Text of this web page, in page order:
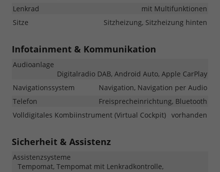
Lenkrad
mit Multifunktionen
Sitze
Sitzheizung, Sitzheizung hinten
Infotainment & Kommunikation
Audioanlage
Digitalradio DAB, Android Auto, Apple CarPlay
Navigationssystem
Navigation, Navigation per Audio
Telefon
Freisprecheinrichtung, Bluetooth
Volldigitales Kombiinstrument (Virtual Cockpit) vorhanden
Sicherheit & Assistenz
Assistenzsysteme
Tempomat, Tempomat mit Lenkradkontrolle,